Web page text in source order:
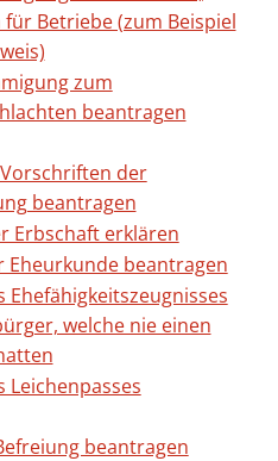
Betriebe (zum Beispiel
zum
beantragen
der
beantragen
Erbschaft erklären
Eheurkunde beantragen
Ehefähigkeitszeugnisses
welche nie einen
Leichenpasses
beantragen